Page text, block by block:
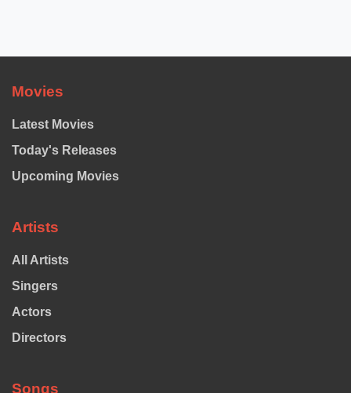
Movies
Latest Movies
Today's Releases
Upcoming Movies
Artists
All Artists
Singers
Actors
Directors
Songs